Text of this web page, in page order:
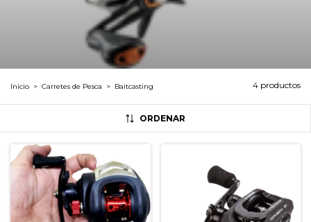
Inicio > Carretes de Pesca > Baitcasting 4 productos
ORDENAR